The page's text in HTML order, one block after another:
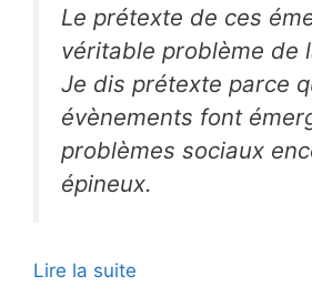
Le prétexte de ces
véritable problème de
Je dis prétexte parce
évènements font
problèmes sociaux
épineux.
Lire la suite